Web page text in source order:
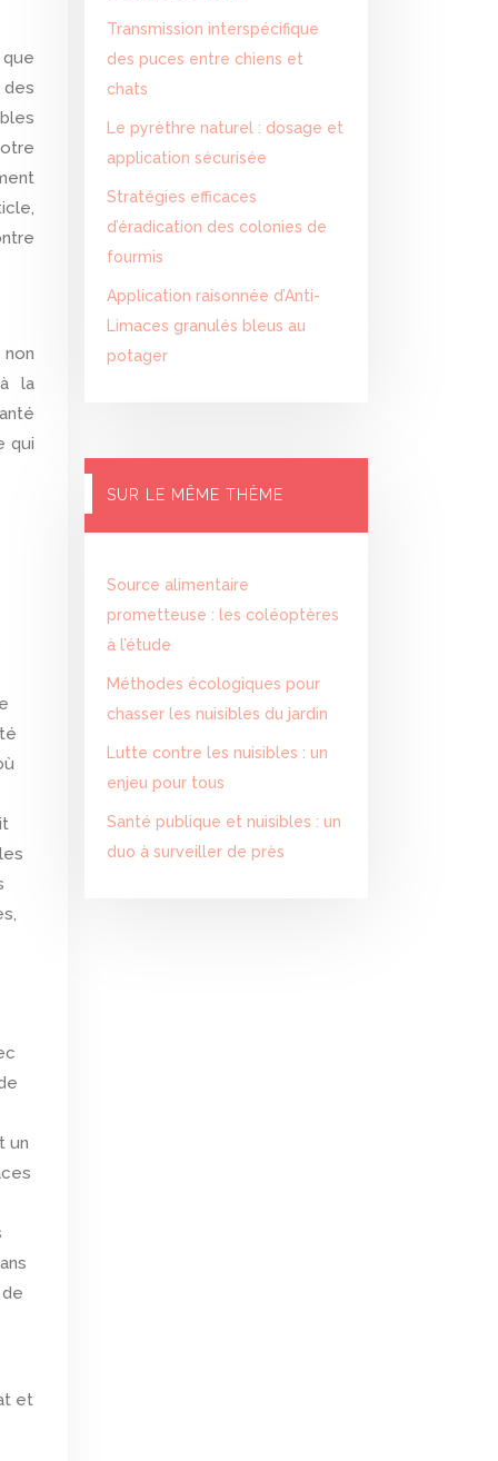
la
qui
un
et
Transmission interspécifique
des puces entre chiens et
chats
Le pyrèthre naturel : dosage et
application sécurisée
Stratégies efficaces
d’éradication des colonies de
fourmis
Application raisonnée d’Anti-
Limaces granulés bleus au
potager
SUR LE MÊME THÈME
Source alimentaire
prometteuse : les coléoptères
à l’étude
Méthodes écologiques pour
chasser les nuisibles du jardin
Lutte contre les nuisibles : un
enjeu pour tous
Santé publique et nuisibles : un
duo à surveiller de près